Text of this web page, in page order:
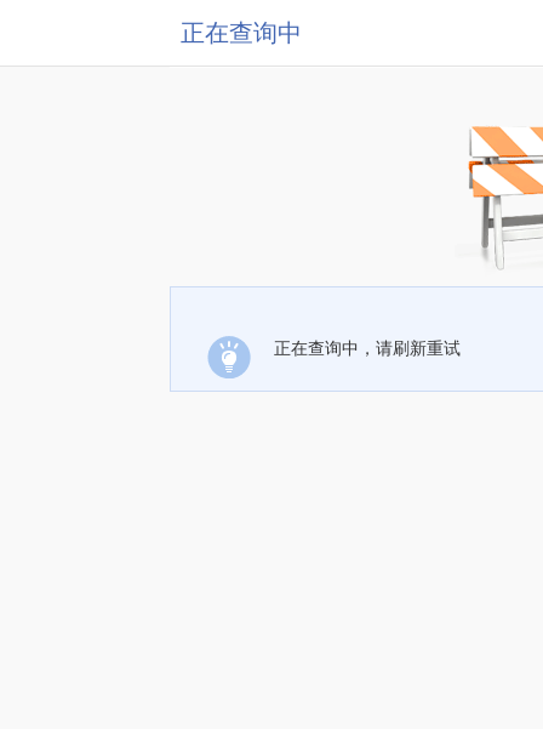
正在查询中
正在查询中，请刷新重试